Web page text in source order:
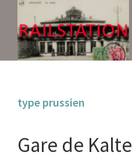
main
content
primary
sidebar
type prussien
Gare de